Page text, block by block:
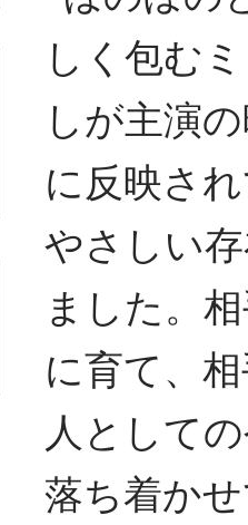
しく包む
しが主演
に反映さ
やさしい
ました。
に育て、
人として
落ち着か